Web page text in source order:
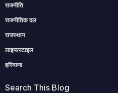
राजनीति
राजनीतिक दल
राजस्थान
लाइफस्टाइल
हरियाणा
Search This Blog